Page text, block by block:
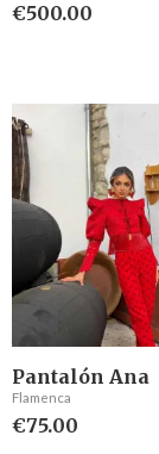
€500.00
de
5
Pantalón Ana
Flamenca
€75.00